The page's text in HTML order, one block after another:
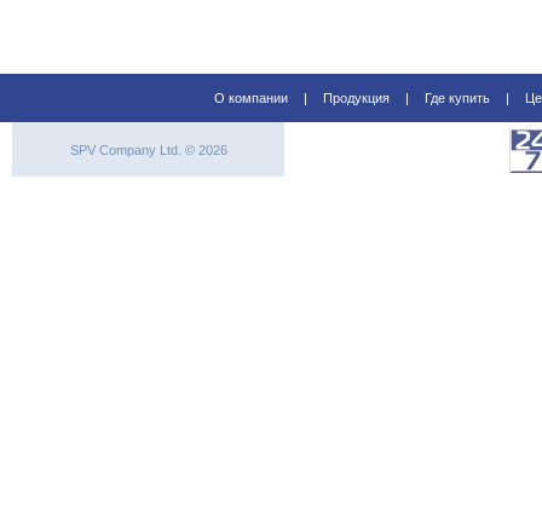
О компании | Продукция | Где купить |
SPV Company Ltd. © 2026